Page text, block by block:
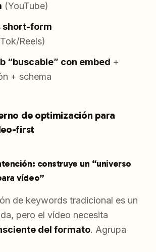
(YouTube)
short-form
Reels)
“buscable” con embed +
+ schema
de optimización para
first
construye un “universo
vídeo”
de keywords tradicional es un
pero el vídeo necesita
del formato. Agrupa